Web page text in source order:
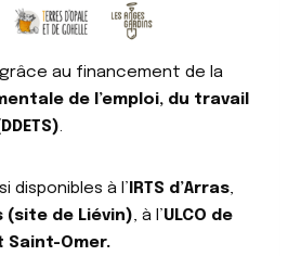
au financement de la
de l’emploi, du travail
.
disponibles à l’ IRTS d’Arras,
(site de Liévin), à l’ULCO de
Saint-Omer.